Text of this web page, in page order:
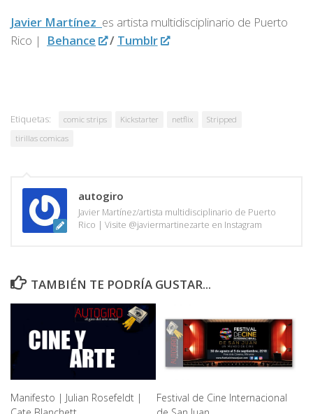
Javier Martínez es artista multidisciplinario de Puerto
Rico |
Behance / Tumblr
Etiquetas: comic strips Kickstarter netflix
Stripped
tirillas comicas
autogiro
Javier Martínez/artista multidisciplinario de Puerto
Rico | Visite @javiermartinezarte en Instagram
TAMBIÉN TE PODRÍA GUSTAR...
Manifesto | Julian Rosefeldt |
Festival de Cine Internacional